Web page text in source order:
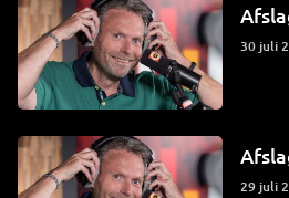
30 juli
29 juli